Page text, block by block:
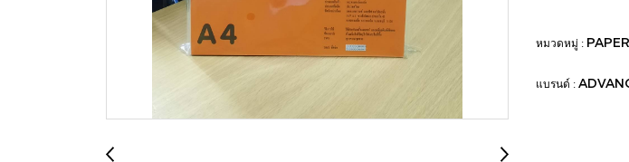
หมวดหมู่ : PAPER
แบรนด์ :